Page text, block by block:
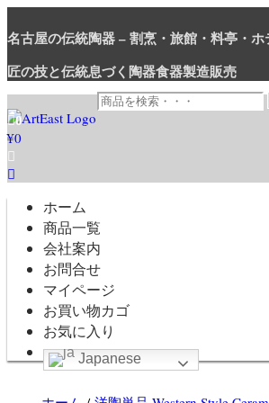
名古屋の伝統陶器 – 割烹・旅館・料亭・
匠の技と伝統息づく陶器食器製造販売
和食器・洋食器通販｜割烹・旅館・料亭・
業務用から個人用まで、おしゃれでかわい
0
¥0
ホーム
商品一覧
会社案内
お問合せ
マイページ
お買い物カゴ
お気に入り
Japanese